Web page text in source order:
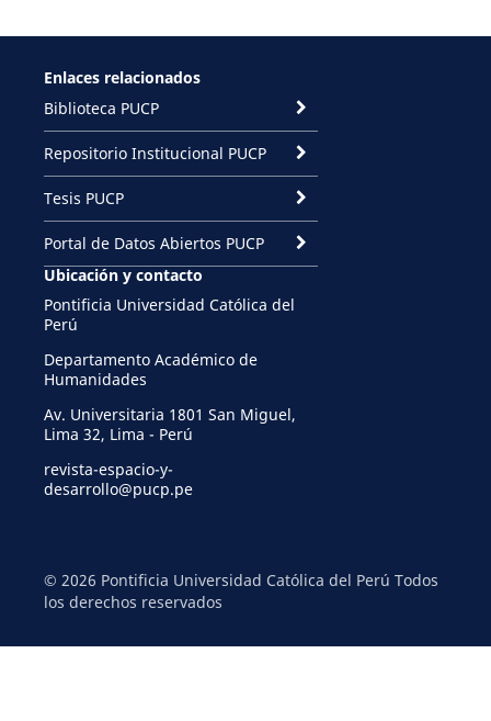
Enlaces relacionados
Biblioteca PUCP
Repositorio Institucional PUCP
Tesis PUCP
Portal de Datos Abiertos PUCP
Ubicación y contacto
Pontificia Universidad Católica del
Perú
Departamento Académico de
Humanidades
Av. Universitaria 1801 San Miguel,
Lima 32, Lima - Perú
revista-espacio-y-
desarrollo@pucp.pe
© 2026 Pontificia Universidad Católica del Perú Todos
los derechos reservados